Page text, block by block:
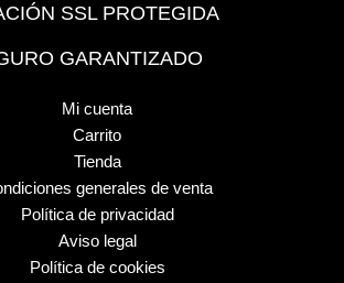
producto
SSL PROTEGIDA
GARANTIZADO
Mi cuenta
Carrito
Tienda
generales de venta
Política de privacidad
Aviso legal
Política de cookies